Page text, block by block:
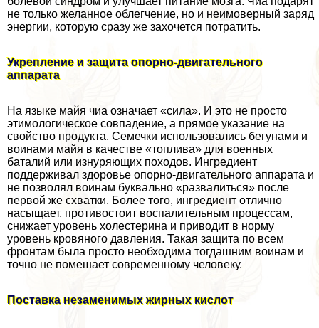
не только желанное облегчение, но и неимоверный заряд
энергии, которую сразу же захочется потратить.
Укрепление и защита опopно-двигательного
аппарата
На языке майя чиа означает «сила». И это не просто
этимологическое совпадение, а прямое указание на
свойство продукта. Семечки использовались бегунами и
воинами майя в качестве «топлива» для военных
баталий или изнуряющих походов. Ингредиент
поддерживал здоровье опopно-двигательного аппарата и
не позволял воинам буквально «развалиться» после
первой же схватки. Более того, ингредиент отлично
насыщает, противостоит воспалительным процессам,
снижает уровень холестерина и приводит в норму
уровень кровяного давления. Такая защита по всем
фронтам была просто необходима тогдашним воинам и
точно не помешает современному человеку.
Поставка незаменимых жирных кислот